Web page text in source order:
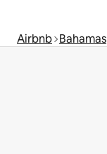
Airbnb Bahamas